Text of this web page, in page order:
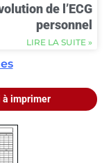
de l’ECG
personnel
LIRE LA SUITE »
à imprimer